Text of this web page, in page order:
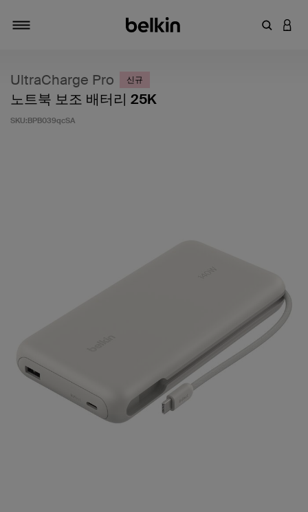
키워드
UltraCharge Pro 신규
노트북 보조 배터리 25K
SKU:BPB039qcSA